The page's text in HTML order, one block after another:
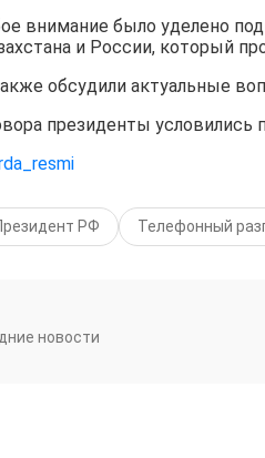
внимание было уделено
и России, который
обсудили актуальные
президенты
РФ Телефонный
новости